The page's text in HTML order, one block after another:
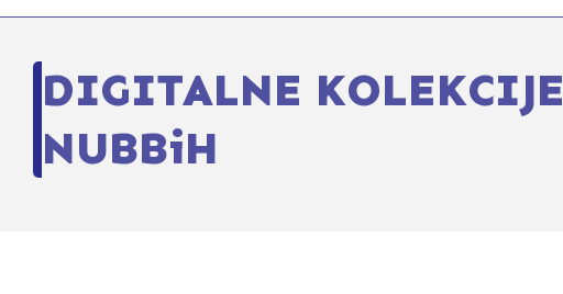
DIGITALNE KOLEKCIJE
NUBBiH